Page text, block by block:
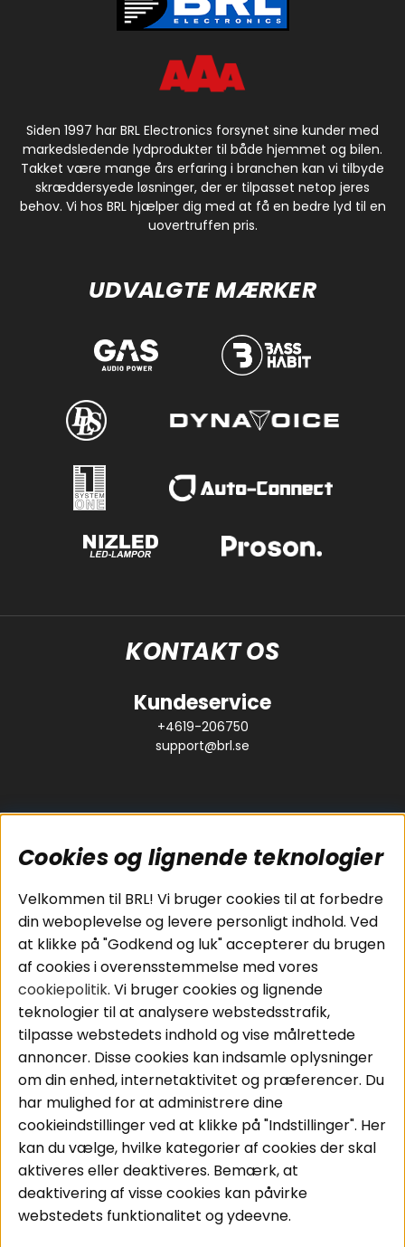
Siden 1997 har BRL Electronics forsynet sine kunder med
markedsledende lydprodukter til både hjemmet og bilen.
Takket være mange års erfaring i branchen kan vi tilbyde
skræddersyede løsninger, der er tilpasset netop jeres
behov. Vi hos BRL hjælper dig med at få en bedre lyd til en
uovertruffen pris.
UDVALGTE MÆRKER
KONTAKT OS
Kundeservice
+4619-206750
support@brl.se
Populære sider
Pakkeløsninger
Bilstereo
Højttalere
Forstærker
Smartphone
Tilbehør
Kabler
Kundeservice
Cookies
Handelsbetingelser
Personvernpolicy
Service / Garanti /
Retur
Områder
Bilstereo
Hjemmestereo
S
g på din bil
Følg os
Instagram
Facebook
Youtube
Cookies og lignende teknologier
Velkommen til BRL! Vi bruger cookies til at forbedre
din weboplevelse og levere personligt indhold. Ved
at klikke på "Godkend og luk" accepterer du brugen
af cookies i overensstemmelse med vores
cookiepolitik. Vi bruger cookies og lignende
teknologier til at analysere webstedsstrafik,
tilpasse webstedets indhold og vise målrettede
annoncer. Disse cookies kan indsamle oplysninger
om din enhed, internetaktivitet og præferencer. Du
har mulighed for at administrere dine
cookieindstillinger ved at klikke på "Indstillinger". Her
kan du vælge, hvilke kategorier af cookies der skal
aktiveres eller deaktiveres. Bemærk, at
deaktivering af visse cookies kan påvirke
webstedets funktionalitet og ydeevne.